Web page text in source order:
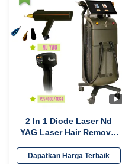
2 In 1 Diode Laser Nd
YAG Laser Hair Removal
Dapatkan Harga Terbaik